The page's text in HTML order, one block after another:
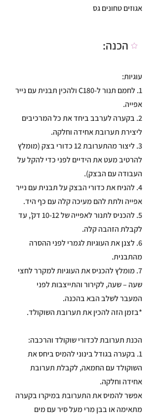
אגוזים טחונים גס
הכנה:
עוגיות:
1. לחמם תנור ל-C180 ולהכין תבנית עם נייר
אפייה.
2. בקערה לערבב ביחד את כל המרכיבים
ליצירת תערובת אחידה וחלקה.
3. ליצור מהתערובת 12 כדורי בצק (מומלץ
להרטיב מעט את הידיים לפני כדי להקל על
העבודה עם הבצק).
4. להניח את כדורי הבצק על תבנית עם נייר
אפייה ולתת להם מעיכה קלה עם כף היד.
5. להכניס לתנור לאפייה של 10-12 דק’, עד
לקבלת הזהבה קלה.
6. לצנן את העוגיות לגמרי לפני ההסרה
מהתבנית.
7. מומלץ להכניס את העוגיות למקרר לחצי
שעה – שעה, לקירור והתייצבות לפני
המעבר לשלב הבא בהכנה.
*בזמן הזה להכין את תערובת השוקולד.
הכנת תערובת לכדורי שוקולד והרכבה:
1. בקערה בגודל בינוני להמיס ביחס את
השוקולד עם החמאה, לקבלת תערובת
אחידה וחלקה.
אפשר להמיס את התערובת במיקרו בקערה
מתאימה או בבן מרי מעל סיר עם מים